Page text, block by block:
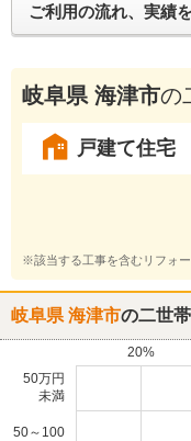
ご利用の流れ、実績
岐阜県 海津市の
戸建て住宅
※該当する工事を含むリフォ
岐阜県 海津市の二世
20%
50万円
未満
50～100